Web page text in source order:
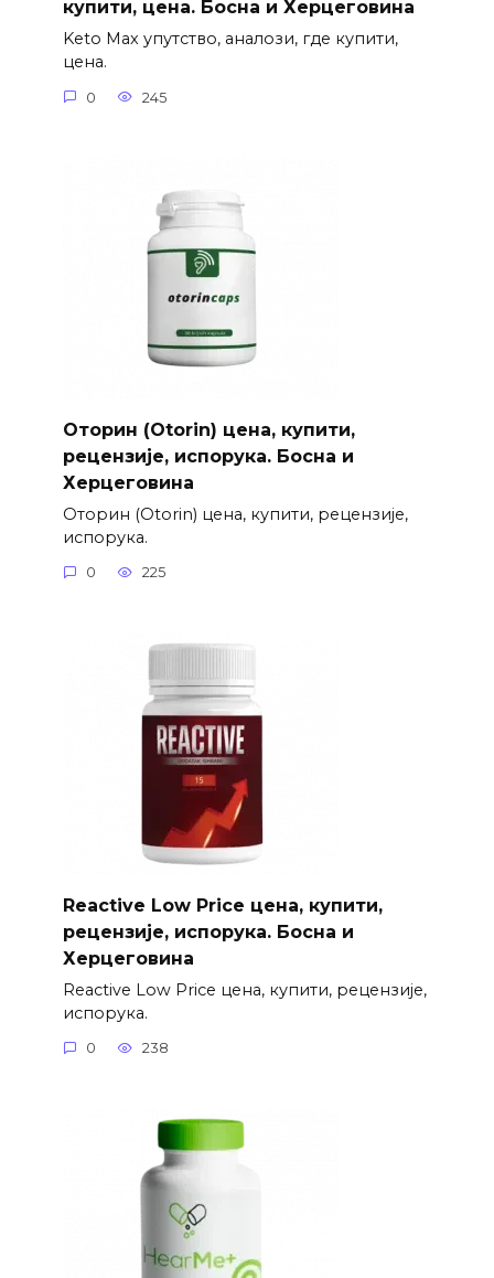
купити, цена. Босна и Херцеговина
Keto Max упутство, аналози, где купити,
цена.
0 245
Оторин (Otorin) цена, купити,
рецензије, испорука. Босна и
Херцеговина
Оторин (Otorin) цена, купити, рецензије,
испорука.
0 225
Reactive Low Price цена, купити,
рецензије, испорука. Босна и
Херцеговина
Reactive Low Price цена, купити, рецензије,
испорука.
0 238